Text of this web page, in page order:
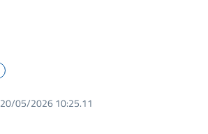
20/05/2026 10:25.11